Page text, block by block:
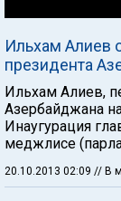
Ильхам Алиев
президента
Ильхам Алиев,
Азербайджана
Инаугурация
меджлисе
20.10.2013 02:09 // В